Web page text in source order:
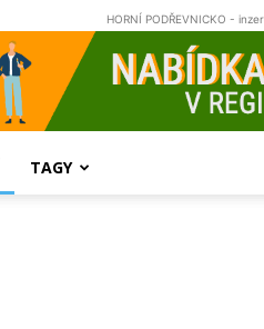
HORNÍ PODŘEVNICKO -
TAGY